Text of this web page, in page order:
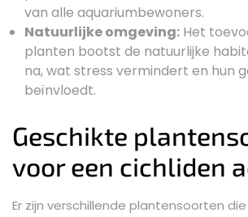
van alle aquariumbewoners.
Natuurlijke omgeving: Het
planten bootst de natuurlijke
na, wat stress vermindert en hun
beïnvloedt.
Geschikte
voor een cichliden
Er zijn verschillende plantensoorten